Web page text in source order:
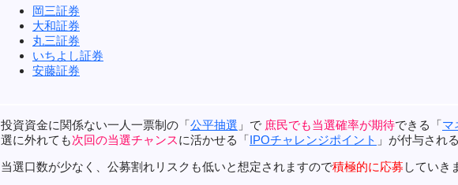
岡三証券
大和証券
丸三証券
いちよし証券
安藤証券
投資資金に関係ない一人一票制の「公平抽選 」で 庶民でも当選確率が期待できる「マ
選に外れても次回の当選チャンスに活かせる「IPOチャレンジポイント 」が付与され
当選口数が少なく、公募割れリスクも低いと想定されますので積極的に応募 していき